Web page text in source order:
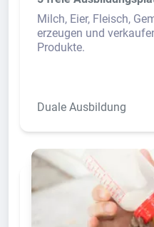
Milch, Eier, Fleisch,
erzeugen und
Produkte.
Duale Ausbildung